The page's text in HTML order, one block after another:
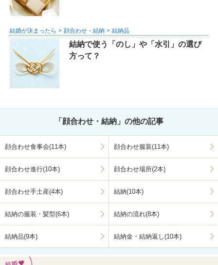
結婚が決まったら 顔合わせ・結納 結納品
結納で使う「のし」や「水引」の選び
方って？
「顔合わせ・結納」の他の記事
顔合わせ食事会(11本) 顔合わせ服装(11本)
顔合わせ進行(10本) 顔合わせ場所(2本)
顔合わせ手土産(4本) 結納(10本)
結納の服装・髪型(6本) 結納の流れ(8本)
結納品(9本) 結納金・結納返し(10本)